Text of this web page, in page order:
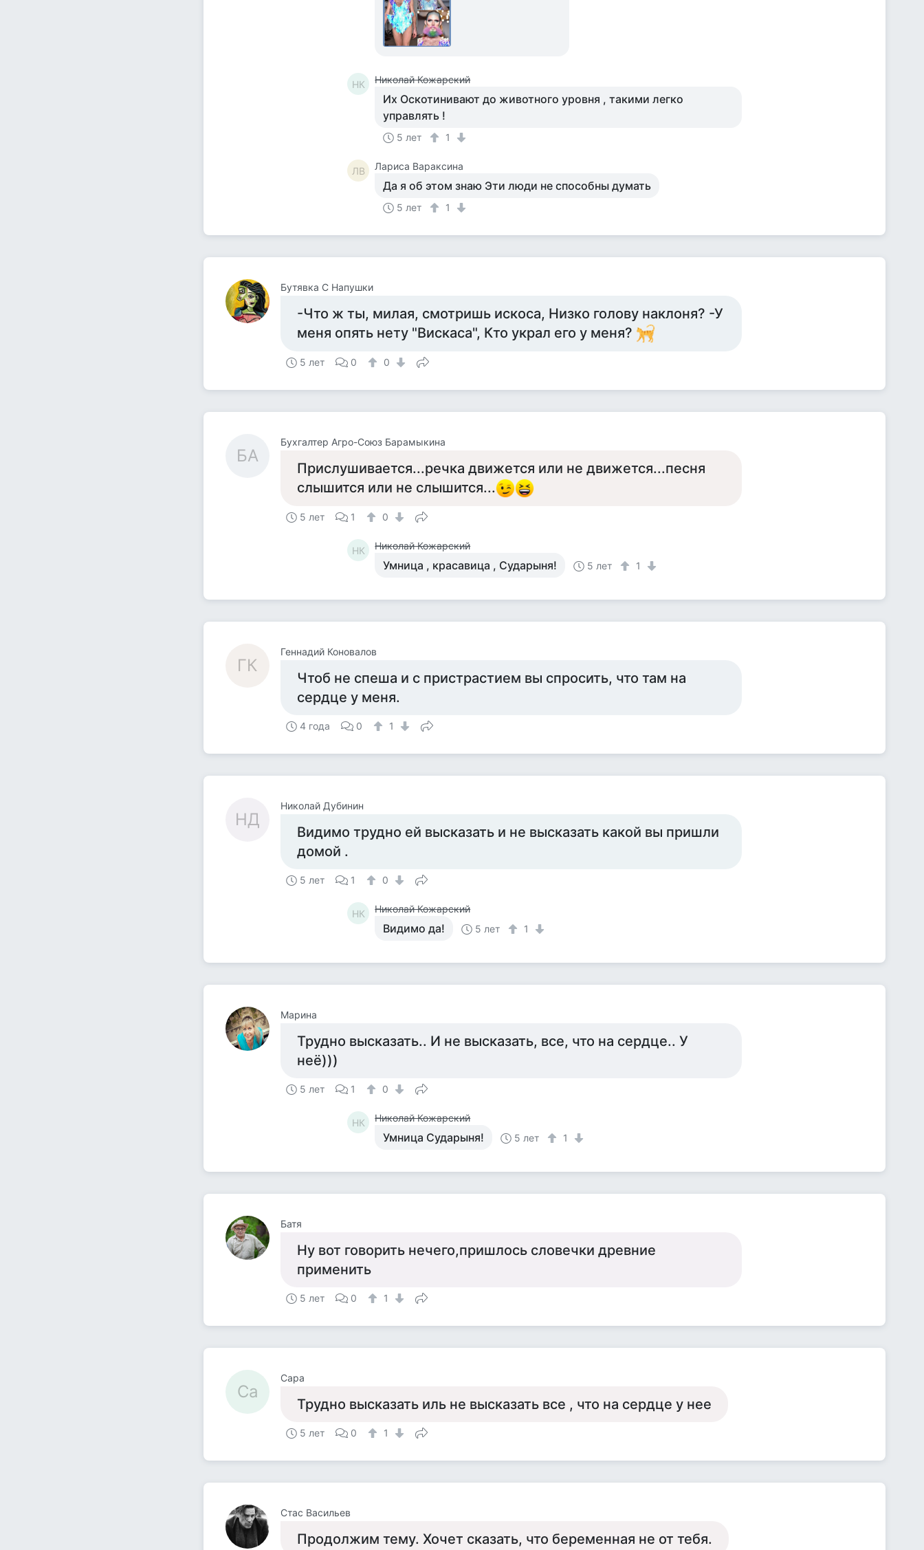
НК Николай Кожарский
Их Оскотинивают до животного уровня , такими легко
управлять !
5 лет 1
ЛВ Лариса Вараксина
Да я об этом знаю Эти люди не способны думать
5 лет 1
Бутявка С Напушки
-Что ж ты, милая, смотришь искоса, Низко голову наклоня? -У
меня опять нету "Вискаса", Кто украл его у меня?
5 лет 0 0
БА
Бухгалтер Агро-Союз Барамыкина
Прислушивается...речка движется или не движется...песня
слышится или не слышится...
5 лет 1 0
НК Николай Кожарский
Умница , красавица , Сударыня! 5 лет 1
ГК
Геннадий Коновалов
Чтоб не спеша и с пристрастием вы спросить, что там на
сердце у меня.
4 года 0 1
НД
Николай Дубинин
Видимо трудно ей высказать и не высказать какой вы пришли
домой .
5 лет 1 0
НК Николай Кожарский
Видимо да! 5 лет 1
Марина
Трудно высказать.. И не высказать, все, что на сердце.. У
неё)))
5 лет 1 0
НК Николай Кожарский
Умница Сударыня! 5 лет 1
Батя
Ну вот говорить нечего,пришлось словечки древние
применить
5 лет 0 1
Са
Сара
Трудно высказать иль не высказать все , что на сердце у нее
5 лет 0 1
Стас Васильев
Продолжим тему. Хочет сказать, что беременная не от тебя.